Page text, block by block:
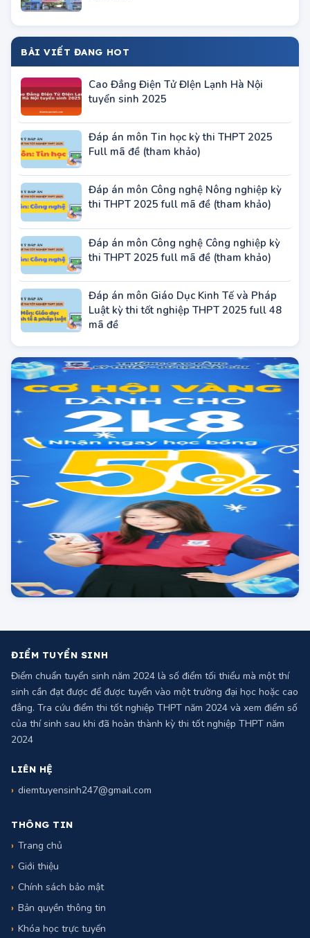
Cao Đẳng Điện Tử ĐIện Lạnh Hà Nội
Đáp án môn Tin học kỳ thi THPT 2025
Full mã đề (tham khảo)
Đáp án môn Công nghệ Nông nghiệp kỳ
thi THPT 2025 full mã đề (tham khảo)
Đáp án môn Công nghệ Công nghiệp kỳ
thi THPT 2025 full mã đề (tham khảo)
Đáp án môn Giáo Dục Kinh Tế và Pháp
Luật kỳ thi tốt nghiệp THPT 2025 full 48
ĐIỂM TUYỂN SINH
đẳng. Tra cứu điểm thi tốt nghiệp THPT năm 2024 và xem điểm số
2024
LIÊN HỆ
diemtuyensinh247@gmail.com
THÔNG TIN
Trang chủ
Chính sách bảo mật
Bản quyền thông tin
Khóa học trực tuyến
Liên hệ